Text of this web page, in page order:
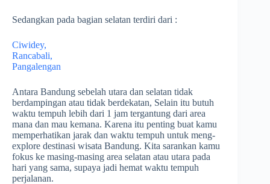
Sedangkan pada bagian selatan terdiri dari :
Ciwidey,
Rancabali,
Pangalengan
Antara Bandung sebelah utara dan selatan tidak
berdampingan atau tidak berdekatan, Selain itu butuh
waktu tempuh lebih dari 1 jam tergantung dari area
mana dan mau kemana. Karena itu penting buat kamu
memperhatikan jarak dan waktu tempuh untuk meng-
explore destinasi wisata Bandung. Kita sarankan kamu
fokus ke masing-masing area selatan atau utara pada
hari yang sama, supaya jadi hemat waktu tempuh
perjalanan.